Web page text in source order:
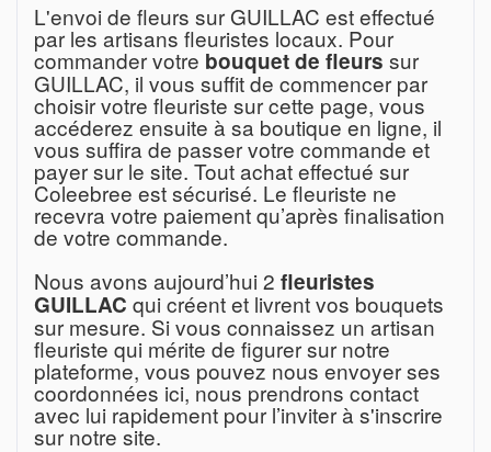
L'envoi de fleurs sur GUILLAC est effectué
par les artisans fleuristes locaux. Pour
commander votre bouquet de fleurs sur
GUILLAC, il vous suffit de commencer par
choisir votre fleuriste sur cette page, vous
accéderez ensuite à sa boutique en ligne, il
vous suffira de passer votre commande et
payer sur le site. Tout achat effectué sur
Coleebree est sécurisé. Le fleuriste ne
recevra votre paiement qu’après finalisation
de votre commande.
Nous avons aujourd’hui 2 fleuristes
GUILLAC qui créent et livrent vos bouquets
sur mesure. Si vous connaissez un artisan
fleuriste qui mérite de figurer sur notre
plateforme, vous pouvez nous envoyer ses
coordonnées ici, nous prendrons contact
avec lui rapidement pour l’inviter à s'inscrire
sur notre site.